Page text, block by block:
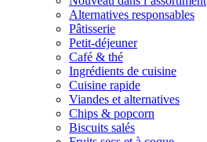
Alternatives responsables
Pâtisserie
Petit-déjeuner
Café & thé
Ingrédients de cuisine
Cuisine rapide
Viandes et alternatives
Chips & popcorn
Biscuits salés